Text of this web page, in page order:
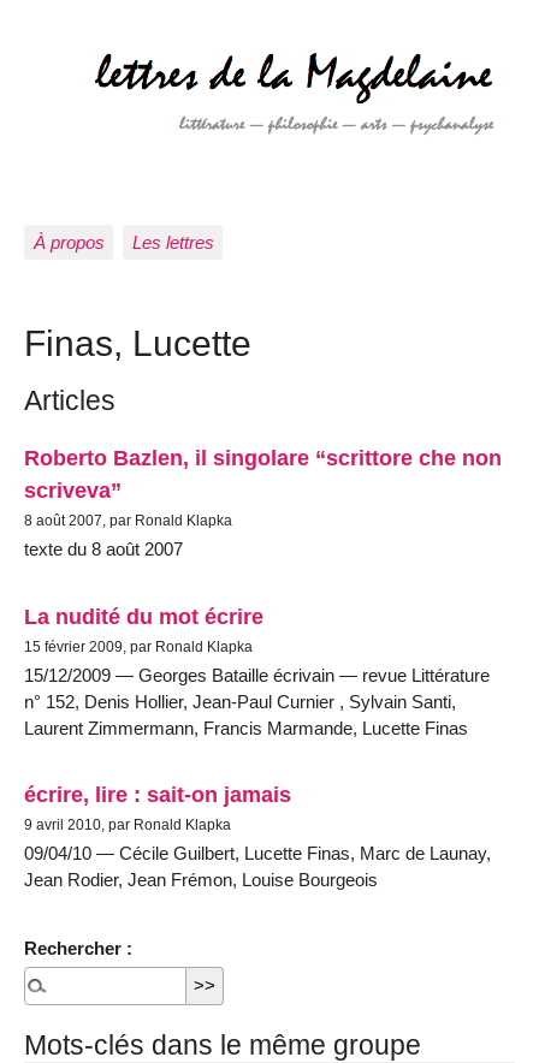
À propos Les lettres
Finas, Lucette
Articles
Roberto Bazlen, il singolare “scrittore che non
scriveva”
8 août 2007, par Ronald Klapka
texte du 8 août 2007
La nudité du mot écrire
15 février 2009, par Ronald Klapka
15/12/2009 — Georges Bataille écrivain — revue Littérature
n° 152, Denis Hollier, Jean-Paul Curnier , Sylvain Santi,
Laurent Zimmermann, Francis Marmande, Lucette Finas
écrire, lire : sait-on jamais
9 avril 2010, par Ronald Klapka
09/04/10 — Cécile Guilbert, Lucette Finas, Marc de Launay,
Jean Rodier, Jean Frémon, Louise Bourgeois
Rechercher :
Mots-clés dans le même groupe